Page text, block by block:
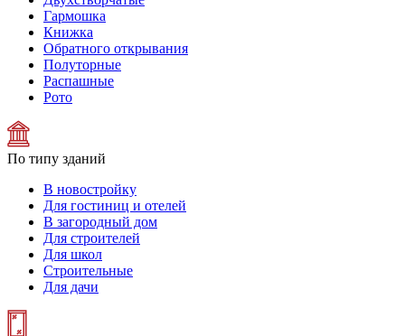
Гармошка
Книжка
Обратного открывания
Полуторные
Распашные
Рото
По типу зданий
В новостройку
Для гостиниц и отелей
В загородный дом
Для строителей
Для школ
Строительные
Для дачи